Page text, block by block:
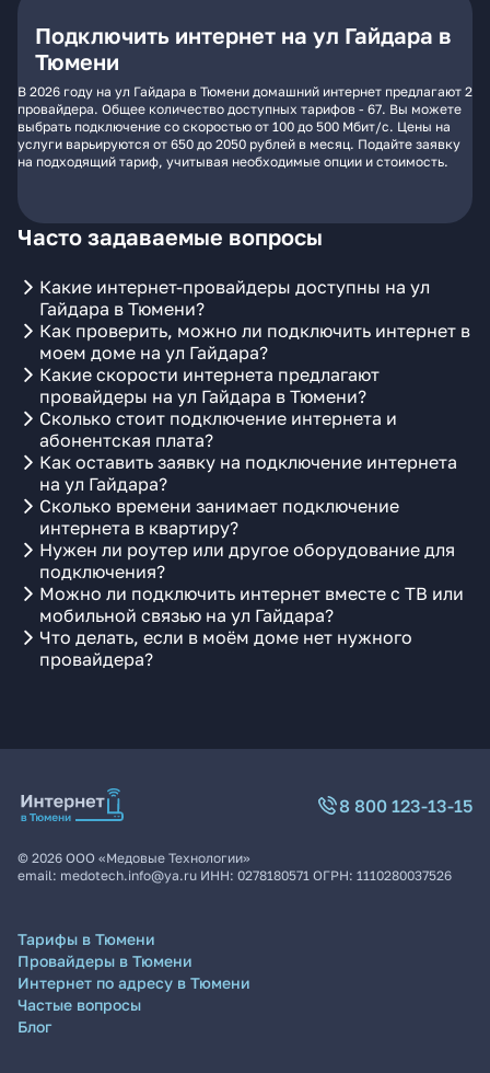
Подключить интернет на ул Гайдара в
Тюмени
В 2026 году на ул Гайдара в Тюмени домашний интернет предлагают 2
провайдера. Общее количество доступных тарифов - 67. Вы можете
выбрать подключение со скоростью от 100 до 500 Мбит/с. Цены на
услуги варьируются от 650 до 2050 рублей в месяц. Подайте заявку
на подходящий тариф, учитывая необходимые опции и стоимость.
Часто задаваемые вопросы
Какие интернет-провайдеры доступны на ул
Гайдара в Тюмени?
Как проверить, можно ли подключить интернет в
моем доме на ул Гайдара?
Какие скорости интернета предлагают
провайдеры на ул Гайдара в Тюмени?
Сколько стоит подключение интернета и
абонентская плата?
Как оставить заявку на подключение интернета
на ул Гайдара?
Сколько времени занимает подключение
интернета в квартиру?
Нужен ли роутер или другое оборудование для
подключения?
Можно ли подключить интернет вместе с ТВ или
мобильной связью на ул Гайдара?
Что делать, если в моём доме нет нужного
провайдера?
8 800 123-13-15
© 2026 ООО «Медовые Технологии»
email: medotech.info@ya.ru ИНН: 0278180571 ОГРН: 1110280037526
Тарифы в Тюмени
Провайдеры в Тюмени
Интернет по адресу в Тюмени
Частые вопросы
Блог